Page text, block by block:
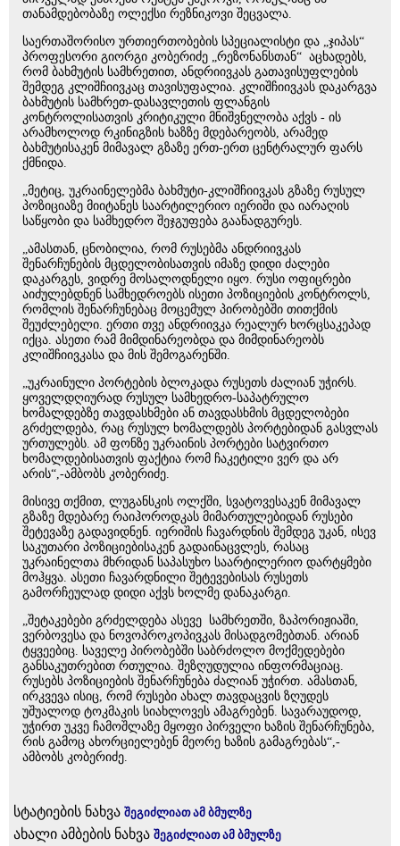
თანამდებობაზე ოლექსი რეზნიკოვი შეცვალა.
საერთაშორისო ურთიერთობების სპეციალისტი და „ჯიპას“
პროფესორი გიორგი კობერიძე „რეზონანსთან“ აცხადებს,
რომ ბახმუტის სამხრეთით, ანდრიივკას გათავისუფლების
შემდეგ კლიშჩიივკაც თავისუფალია. კლიშჩიივკას დაკარგვა
ბახმუტის სამხრეთ-დასავლეთის ფლანგის
კონტროლისათვის კრიტიკული მნიშვნელობა აქვს - ის
არამხოლოდ რკინიგზის ხაზზე მდებარეობს, არამედ
ბახმუტისაკენ მიმავალ გზაზე ერთ-ერთ ცენტრალურ ფარს
ქმნიდა.
„მეტიც, უკრაინელებმა ბახმუტი-კლიშჩიივკას გზაზე რუსულ
პოზიციაზე მიიტანეს საარტილერიო იერიში და იარაღის
საწყობი და სამხედრო შეჯგუფება გაანადგურეს.
„ამასთან, ცნობილია, რომ რუსებმა ანდრიივკას
შენარჩუნების მცდელობისათვის იმაზე დიდი ძალები
დაკარგეს, ვიდრე მოსალოდნელი იყო. რუსი ოფიცრები
აიძულებდნენ სამხედროებს ისეთი პოზიციების კონტროლს,
რომლის შენარჩუნებაც მოცემულ პირობებში თითქმის
შეუძლებელი. ერთი თვე ანდრიივკა რეალურ ხორცსაკეპად
იქცა. ასეთი რამ მიმდინარეობდა და მიმდინარეობს
კლიშჩიივკასა და მის შემოგარენში.
„უკრაინული პორტების ბლოკადა რუსეთს ძალიან უჭირს.
ყოველდღიურად რუსულ სამხედრო-საპატრულო
ხომალდებზე თავდასხმები ან თავდასხმის მცდელობები
გრძელდება, რაც რუსულ ხომალდებს პორტებიდან გასვლას
ურთულებს. ამ ფონზე უკრაინის პორტები სატვირთო
ხომალდებისათვის ფაქტია რომ ჩაკეტილი ვერ და არ
არის“,-ამბობს კობერიძე.
მისივე თქმით, ლუგანსკის ოლქში, სვატოვესაკენ მიმავალ
გზაზე მდებარე რაიჰოროდკას მიმართულებიდან რუსები
შეტევაზე გადავიდნენ. იერიშის ჩავარდნის შემდეგ უკან, ისევ
საკუთარი პოზიციებისაკენ გადაინაცვლეს, რასაც
უკრაინელთა მხრიდან საპასუხო საარტილერიო დარტყმები
მოჰყვა. ასეთი ჩავარდნილი შეტევებისას რუსეთს
გამორჩეულად დიდი აქვს ხოლმე დანაკარგი.
„შეტაკებები გრძელდება ასევე სამხრეთში, ზაპორიჟიაში,
ვერბოვესა და ნოვოპროკოპივკას მისადგომებთან. არიან
ტყვეებიც. საველე პირობებში საბრძოლო მოქმედებები
განსაკუთრებით რთულია. შეზღუდულია ინფორმაციაც.
რუსებს პოზიციების შენარჩუნება ძალიან უჭირთ. ამასთან,
ირკვევა ისიც, რომ რუსები ახალ თავდაცვის ზღუდეს
უშუალოდ ტოკმაკის სიახლოვეს ამაგრებენ. სავარაუდოდ,
უჭირთ უკვე ჩამოშლაზე მყოფი პირველი ხაზის შენარჩუნება,
რის გამოც ახორციელებენ მეორე ხაზის გამაგრებას“,-
ამბობს კობერიძე.
სტატიების ნახვა შეგიძლიათ ამ ბმულზე
ახალი ამბების ნახვა შეგიძლიათ ამ ბმულზე